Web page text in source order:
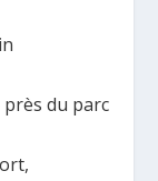
près du parc